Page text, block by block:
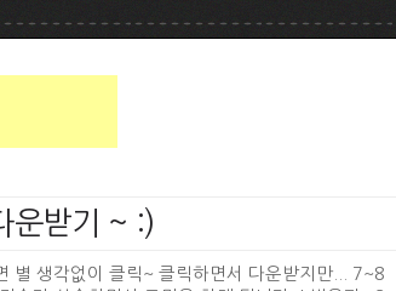
운받기 ~ :)
별 생각없이 클릭~ 클릭하면서 다운받지만... 7~8